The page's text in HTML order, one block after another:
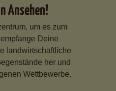
Ansehen!
um es zum
Deine
landwirtschaftliche
her und
Wettbewerbe.